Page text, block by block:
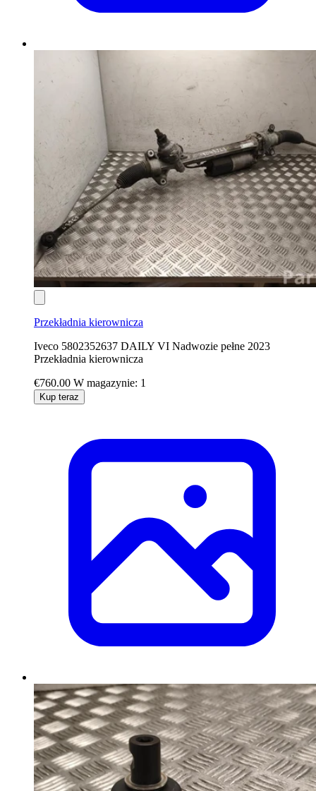
Przekładnia kierownicza
Iveco 5802352637 DAILY VI Nadwozie pełne 2023
Przekładnia kierownicza
€760.00 W magazynie: 1
Kup teraz